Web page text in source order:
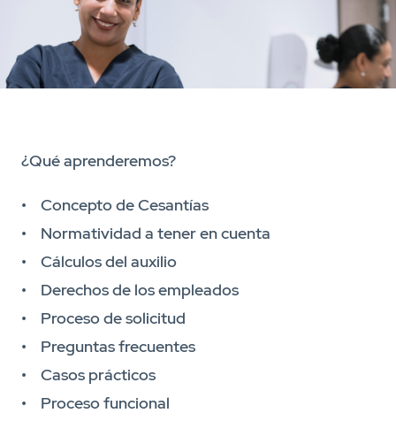
¿Qué aprenderemos?
• Concepto de Cesantías
• Normatividad a tener en cuenta
• Cálculos del auxilio
• Derechos de los empleados
• Proceso de solicitud
• Preguntas frecuentes
• Casos prácticos
• Proceso funcional